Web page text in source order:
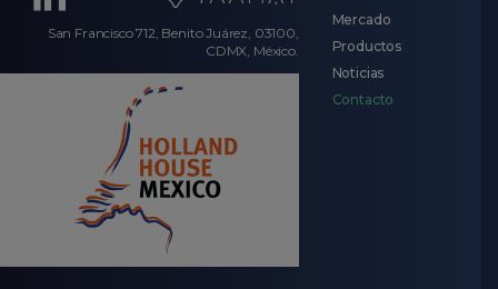
LinkedIn
San Francisco 712, Benito Juárez, 03100,
CDMX, México.
Mercado
Productos
Noticias
Contacto